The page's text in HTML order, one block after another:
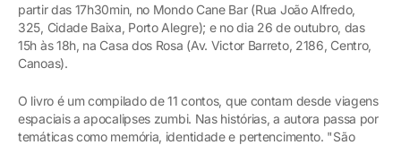
partir das 17h30min, no Mondo Cane Bar (Rua João Alfredo,
325, Cidade Baixa, Porto Alegre); e no dia 26 de outubro, das
15h às 18h, na Casa dos Rosa (Av. Victor Barreto, 2186, Centro,
Canoas).
O livro é um compilado de 11 contos, que contam desde viagens
espaciais a apocalipses zumbi. Nas histórias, a autora passa por
temáticas como memória, identidade e pertencimento. "São